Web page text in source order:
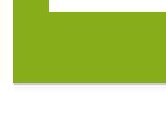
21.01 km